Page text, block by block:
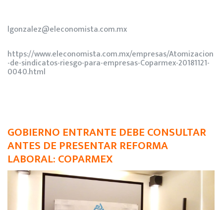
lgonzalez@eleconomista.com.mx
https://www.eleconomista.com.mx/empresas/Atomizacion
-de-sindicatos-riesgo-para-empresas-Coparmex-20181121-
0040.html
GOBIERNO ENTRANTE DEBE CONSULTAR
ANTES DE PRESENTAR REFORMA
LABORAL: COPARMEX